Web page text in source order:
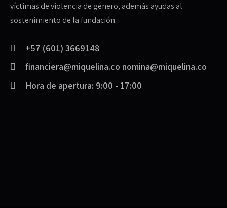
víctimas de violencia de género, además ayudas al
sostenimiento de la fundación.
+57 (601) 3669148
financiera@miquelina.co nomina@miquelina.co
Hora de apertura: 9:00 - 17:00